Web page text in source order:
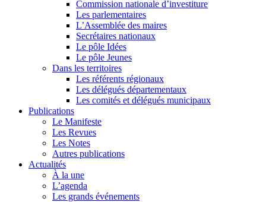
Commission nationale d’investiture
Les parlementaires
L’Assemblée des maires
Secrétaires nationaux
Le pôle Idées
Le pôle Jeunes
Dans les territoires
Les référents régionaux
Les délégués départementaux
Les comités et délégués municipaux
Publications
Le Manifeste
Les Revues
Les Notes
Autres publications
Actualités
À la une
L’agenda
Les grands événements